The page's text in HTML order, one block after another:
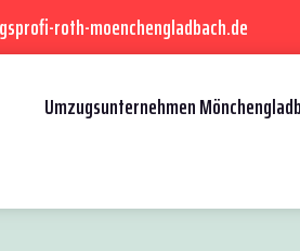
roth-moenchengladbach.de
Umzugsunternehmen